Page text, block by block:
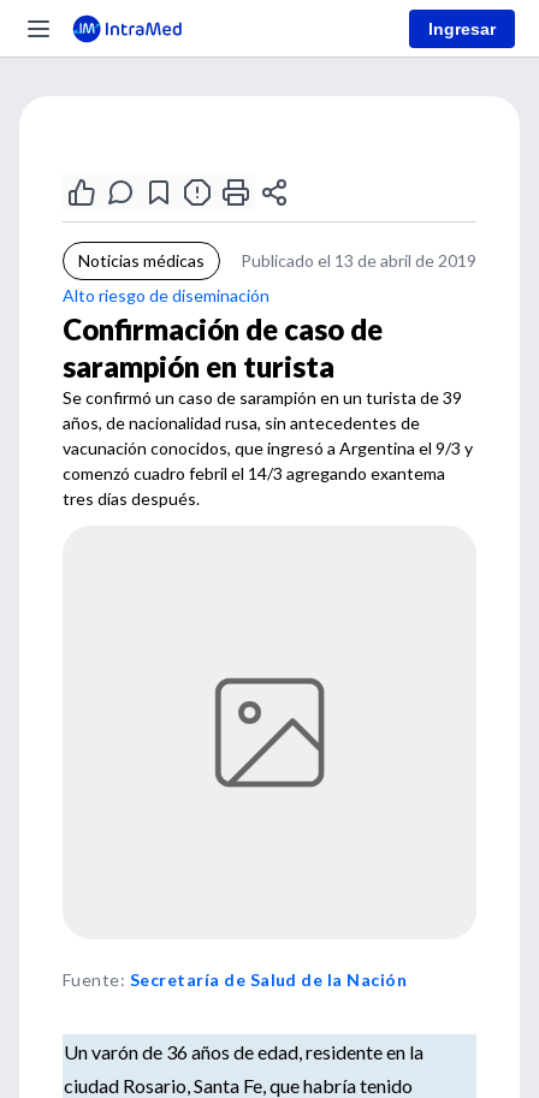
Ingresar
Noticias médicas
Publicado el 13 de abril de 2019
Alto riesgo de diseminación
Confirmación de caso de
sarampión en turista
Se confirmó un caso de sarampión en un turista de 39
años, de nacionalidad rusa, sin antecedentes de
vacunación conocidos, que ingresó a Argentina el 9/3 y
comenzó cuadro febril el 14/3 agregando exantema
tres días después.
Fuente: Secretaría de Salud de la Nación
Un varón de 36 años de edad, residente en la
ciudad Rosario, Santa Fe, que habría tenido